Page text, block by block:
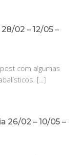
02 – 12/05 –
com algumas
[...]
26/02 – 10/05 –